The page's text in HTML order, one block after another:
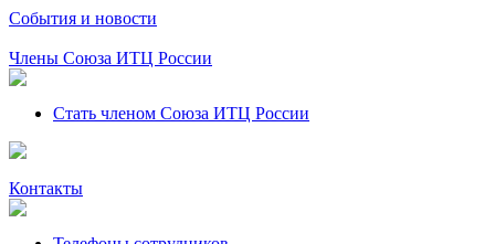
События и новости
Члены Союза ИТЦ России
Стать членом Союза ИТЦ России
Контакты